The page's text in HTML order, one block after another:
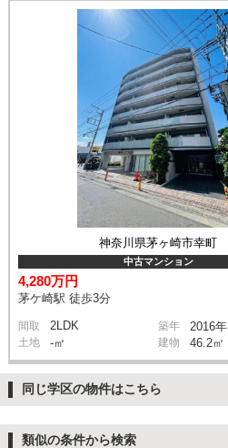
神奈川県茅ヶ崎市幸町
中古マンション
4,280万円
茅ケ崎駅 徒歩3分
間取 2LDK 築年 2016年
土地 -㎡ 建物 46.2㎡
同じ学区の物件はこちら
類似の条件から検索